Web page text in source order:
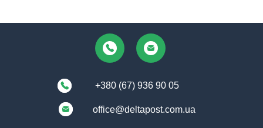
+380 (67) 936 90 05
office@deltapost.com.ua